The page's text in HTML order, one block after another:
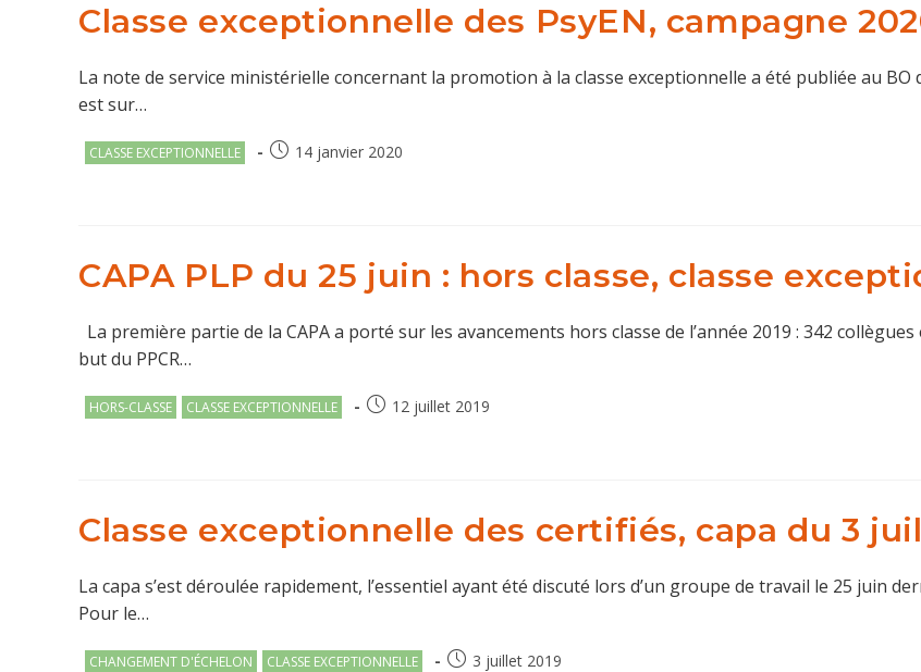
Classe exceptionnelle des PsyEN, campagne
La note de service ministérielle concernant la promotion à la classe exceptionnelle a été publiée au BO
est sur…
Post
CLASSE EXCEPTIONNELLE
Publication
14 janvier 2020
CAPA PLP du 25 juin : hors classe, classe
La première partie de la CAPA a porté sur les avancements hors classe de l’année 2019 : 342
but du PPCR…
Post
HORS-CLASSE CLASSE EXCEPTIONNELLE
Publication
12 juillet 2019
Classe exceptionnelle des certifiés, capa du 3
La capa s’est déroulée rapidement, l’essentiel ayant été discuté lors d’un groupe de travail le 25 juin
Pour le…
Post
CHANGEMENT D'ÉCHELON CLASSE EXCEPTIONNELLE
Publication
3 juillet 2019